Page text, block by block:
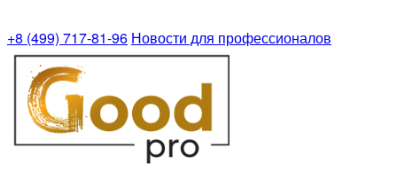
+8 (499) 717-81-96 Новости для профессионалов